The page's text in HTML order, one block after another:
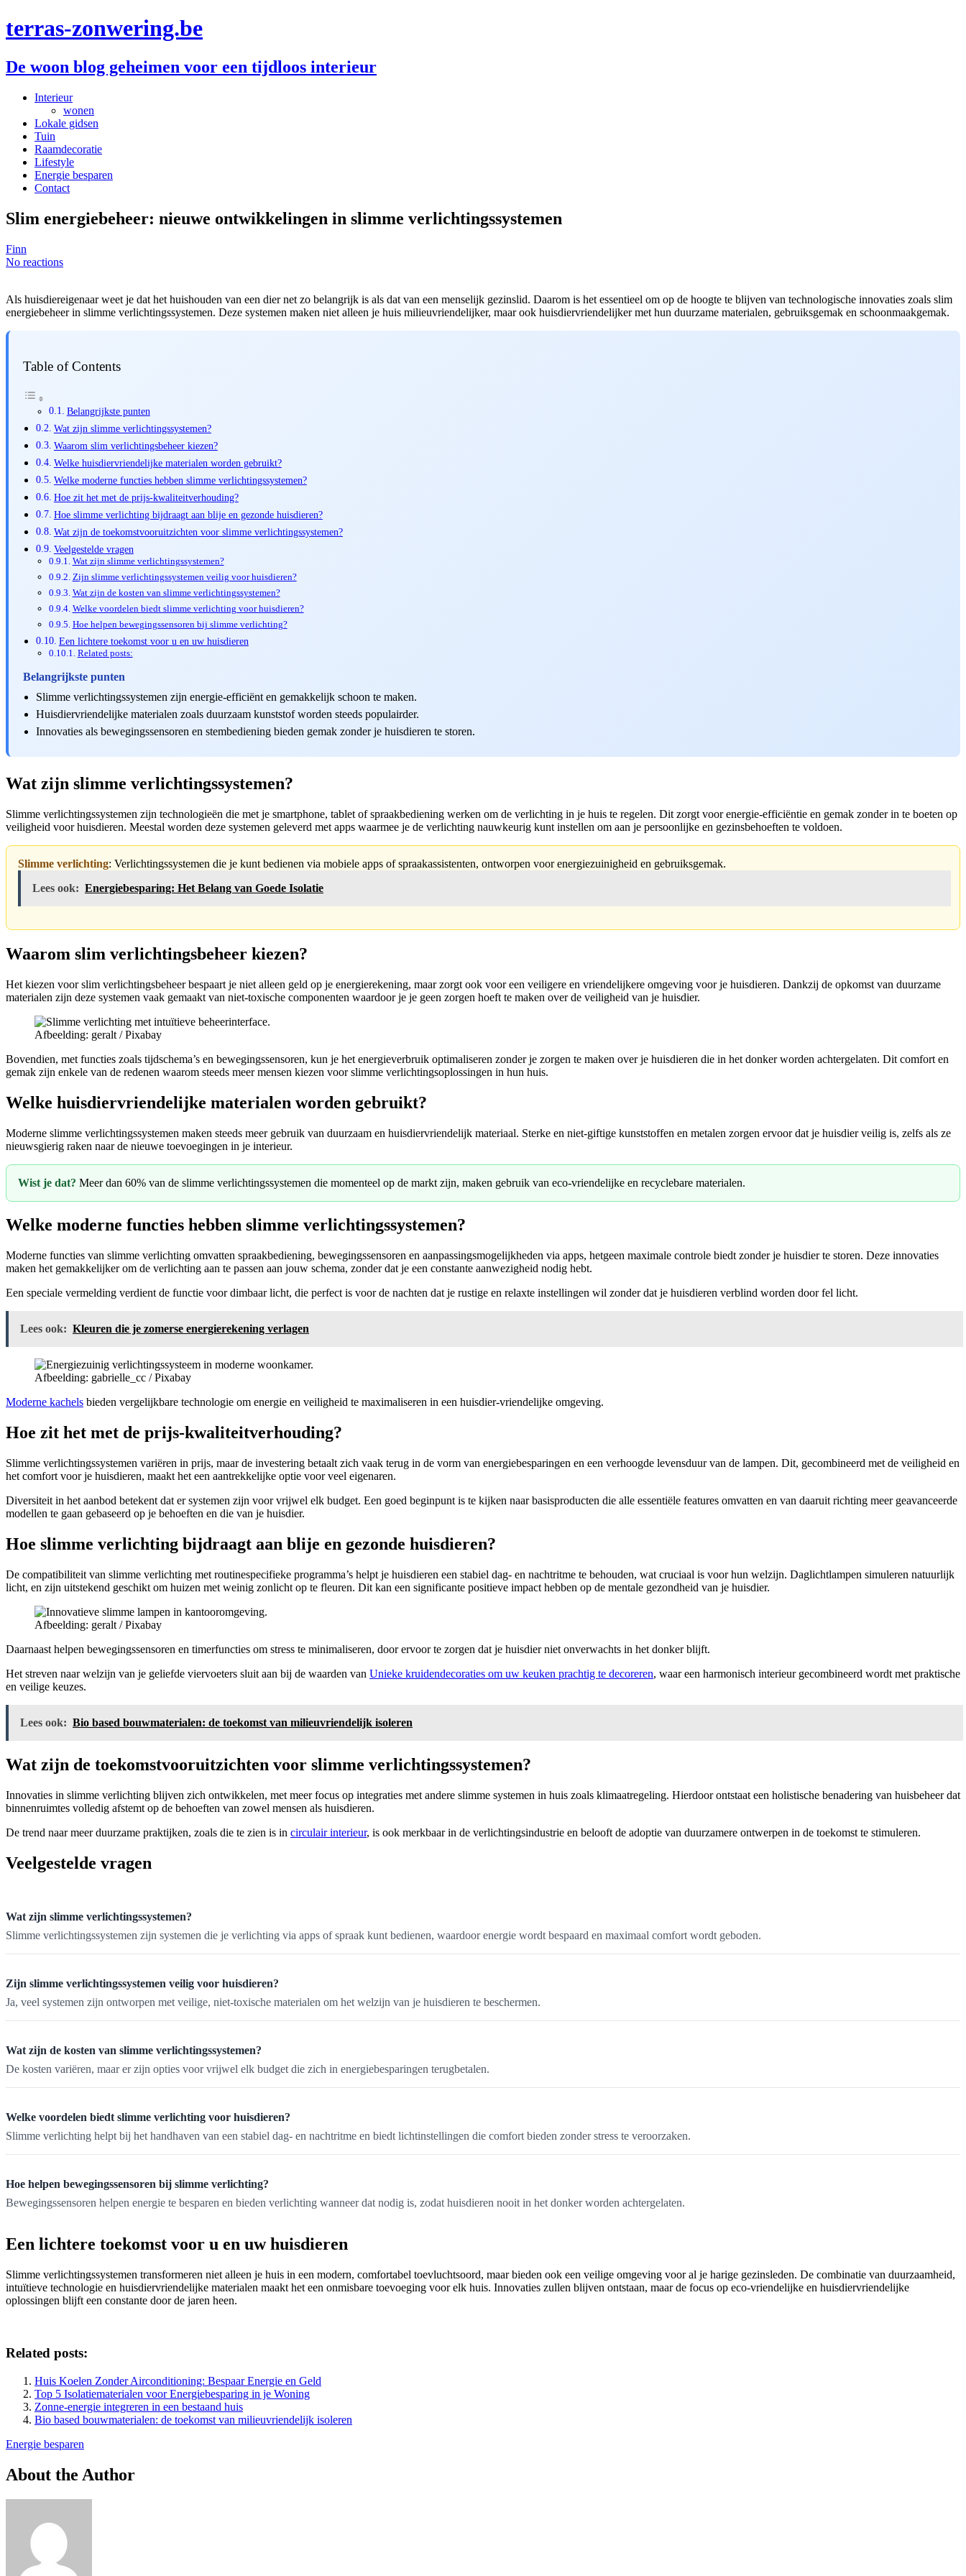
terras-zonwering.be
De woon blog geheimen voor een tijdloos interieur
Interieur
wonen
Lokale gidsen
Tuin
Raamdecoratie
Lifestyle
Energie besparen
Contact
Slim energiebeheer: nieuwe ontwikkelingen in slimme verlichtingssystemen
Finn
No reactions
Als huisdiereigenaar weet je dat het huishouden van een dier net zo belangrijk is als dat van een menselijk gezinslid. Daarom is het essentieel om op de hoogte te blijven van technologische innovaties zoals slim
energiebeheer in slimme verlichtingssystemen. Deze systemen maken niet alleen je huis milieuvriendelijker, maar ook huisdiervriendelijker met hun duurzame materialen, gebruiksgemak en schoonmaakgemak.
Table of Contents
Belangrijkste punten
Wat zijn slimme verlichtingssystemen?
Waarom slim verlichtingsbeheer kiezen?
Welke huisdiervriendelijke materialen worden gebruikt?
Welke moderne functies hebben slimme verlichtingssystemen?
Hoe zit het met de prijs-kwaliteitverhouding?
Hoe slimme verlichting bijdraagt aan blije en gezonde huisdieren?
Wat zijn de toekomstvooruitzichten voor slimme verlichtingssystemen?
Veelgestelde vragen
Wat zijn slimme verlichtingssystemen?
Zijn slimme verlichtingssystemen veilig voor huisdieren?
Wat zijn de kosten van slimme verlichtingssystemen?
Welke voordelen biedt slimme verlichting voor huisdieren?
Hoe helpen bewegingssensoren bij slimme verlichting?
Een lichtere toekomst voor u en uw huisdieren
Related posts:
Belangrijkste punten
Slimme verlichtingssystemen zijn energie-efficiënt en gemakkelijk schoon te maken.
Huisdiervriendelijke materialen zoals duurzaam kunststof worden steeds populairder.
Innovaties als bewegingssensoren en stembediening bieden gemak zonder je huisdieren te storen.
Wat zijn slimme verlichtingssystemen?
Slimme verlichtingssystemen zijn technologieën die met je smartphone, tablet of spraakbediening werken om de verlichting in je huis te regelen. Dit zorgt voor energie-efficiëntie en gemak zonder in te boeten op
veiligheid voor huisdieren. Meestal worden deze systemen geleverd met apps waarmee je de verlichting nauwkeurig kunt instellen om aan je persoonlijke en gezinsbehoeften te voldoen.
Slimme verlichting: Verlichtingssystemen die je kunt bedienen via mobiele apps of spraakassistenten, ontworpen voor energiezuinigheid en gebruiksgemak.
Lees ook: Energiebesparing: Het Belang van Goede Isolatie
Waarom slim verlichtingsbeheer kiezen?
Het kiezen voor slim verlichtingsbeheer bespaart je niet alleen geld op je energierekening, maar zorgt ook voor een veiligere en vriendelijkere omgeving voor je huisdieren. Dankzij de opkomst van duurzame
materialen zijn deze systemen vaak gemaakt van niet-toxische componenten waardoor je je geen zorgen hoeft te maken over de veiligheid van je huisdier.
Afbeelding: geralt / Pixabay
Bovendien, met functies zoals tijdschema’s en bewegingssensoren, kun je het energieverbruik optimaliseren zonder je zorgen te maken over je huisdieren die in het donker worden achtergelaten. Dit comfort en
gemak zijn enkele van de redenen waarom steeds meer mensen kiezen voor slimme verlichtingsoplossingen in hun huis.
Welke huisdiervriendelijke materialen worden gebruikt?
Moderne slimme verlichtingssystemen maken steeds meer gebruik van duurzaam en huisdiervriendelijk materiaal. Sterke en niet-giftige kunststoffen en metalen zorgen ervoor dat je huisdier veilig is, zelfs als ze
nieuwsgierig raken naar de nieuwe toevoegingen in je interieur.
Wist je dat? Meer dan 60% van de slimme verlichtingssystemen die momenteel op de markt zijn, maken gebruik van eco-vriendelijke en recyclebare materialen.
Welke moderne functies hebben slimme verlichtingssystemen?
Moderne functies van slimme verlichting omvatten spraakbediening, bewegingssensoren en aanpassingsmogelijkheden via apps, hetgeen maximale controle biedt zonder je huisdier te storen. Deze innovaties
maken het gemakkelijker om de verlichting aan te passen aan jouw schema, zonder dat je een constante aanwezigheid nodig hebt.
Een speciale vermelding verdient de functie voor dimbaar licht, die perfect is voor de nachten dat je rustige en relaxte instellingen wil zonder dat je huisdieren verblind worden door fel licht.
Lees ook: Kleuren die je zomerse energierekening verlagen
Afbeelding: gabrielle_cc / Pixabay
Moderne kachels bieden vergelijkbare technologie om energie en veiligheid te maximaliseren in een huisdier-vriendelijke omgeving.
Hoe zit het met de prijs-kwaliteitverhouding?
Slimme verlichtingssystemen variëren in prijs, maar de investering betaalt zich vaak terug in de vorm van energiebesparingen en een verhoogde levensduur van de lampen. Dit, gecombineerd met de veiligheid en
het comfort voor je huisdieren, maakt het een aantrekkelijke optie voor veel eigenaren.
Diversiteit in het aanbod betekent dat er systemen zijn voor vrijwel elk budget. Een goed beginpunt is te kijken naar basisproducten die alle essentiële features omvatten en van daaruit richting meer geavanceerde
modellen te gaan gebaseerd op je behoeften en die van je huisdier.
Hoe slimme verlichting bijdraagt aan blije en gezonde huisdieren?
De compatibiliteit van slimme verlichting met routinespecifieke programma’s helpt je huisdieren een stabiel dag- en nachtritme te behouden, wat cruciaal is voor hun welzijn. Daglichtlampen simuleren natuurlijk
licht, en zijn uitstekend geschikt om huizen met weinig zonlicht op te fleuren. Dit kan een significante positieve impact hebben op de mentale gezondheid van je huisdier.
Afbeelding: geralt / Pixabay
Daarnaast helpen bewegingssensoren en timerfuncties om stress te minimaliseren, door ervoor te zorgen dat je huisdier niet onverwachts in het donker blijft.
Het streven naar welzijn van je geliefde viervoeters sluit aan bij de waarden van Unieke kruidendecoraties om uw keuken prachtig te decoreren, waar een harmonisch interieur gecombineerd wordt met praktische
en veilige keuzes.
Lees ook: Bio based bouwmaterialen: de toekomst van milieuvriendelijk isoleren
Wat zijn de toekomstvooruitzichten voor slimme verlichtingssystemen?
Innovaties in slimme verlichting blijven zich ontwikkelen, met meer focus op integraties met andere slimme systemen in huis zoals klimaatregeling. Hierdoor ontstaat een holistische benadering van huisbeheer dat
binnenruimtes volledig afstemt op de behoeften van zowel mensen als huisdieren.
De trend naar meer duurzame praktijken, zoals die te zien is in circulair interieur, is ook merkbaar in de verlichtingsindustrie en belooft de adoptie van duurzamere ontwerpen in de toekomst te stimuleren.
Veelgestelde vragen
Wat zijn slimme verlichtingssystemen?
Slimme verlichtingssystemen zijn systemen die je verlichting via apps of spraak kunt bedienen, waardoor energie wordt bespaard en maximaal comfort wordt geboden.
Zijn slimme verlichtingssystemen veilig voor huisdieren?
Ja, veel systemen zijn ontworpen met veilige, niet-toxische materialen om het welzijn van je huisdieren te beschermen.
Wat zijn de kosten van slimme verlichtingssystemen?
De kosten variëren, maar er zijn opties voor vrijwel elk budget die zich in energiebesparingen terugbetalen.
Welke voordelen biedt slimme verlichting voor huisdieren?
Slimme verlichting helpt bij het handhaven van een stabiel dag- en nachtritme en biedt lichtinstellingen die comfort bieden zonder stress te veroorzaken.
Hoe helpen bewegingssensoren bij slimme verlichting?
Bewegingssensoren helpen energie te besparen en bieden verlichting wanneer dat nodig is, zodat huisdieren nooit in het donker worden achtergelaten.
Een lichtere toekomst voor u en uw huisdieren
Slimme verlichtingssystemen transformeren niet alleen je huis in een modern, comfortabel toevluchtsoord, maar bieden ook een veilige omgeving voor al je harige gezinsleden. De combinatie van duurzaamheid,
intuïtieve technologie en huisdiervriendelijke materialen maakt het een onmisbare toevoeging voor elk huis. Innovaties zullen blijven ontstaan, maar de focus op eco-vriendelijke en huisdiervriendelijke
oplossingen blijft een constante door de jaren heen.
Related posts:
Huis Koelen Zonder Airconditioning: Bespaar Energie en Geld
Top 5 Isolatiematerialen voor Energiebesparing in je Woning
Zonne-energie integreren in een bestaand huis
Bio based bouwmaterialen: de toekomst van milieuvriendelijk isoleren
Energie besparen
About the Author